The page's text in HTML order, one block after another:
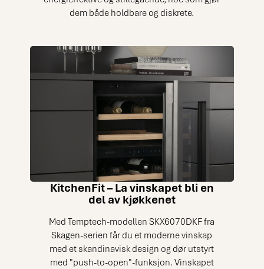
dem både holdbare og diskrete.
KitchenFit – La vinskapet bli en
del av kjøkkenet
Med Temptech-modellen SKX6070DKF fra
Skagen-serien får du et moderne vinskap
med et skandinavisk design og dør utstyrt
med "push-to-open"-funksjon. Vinskapet